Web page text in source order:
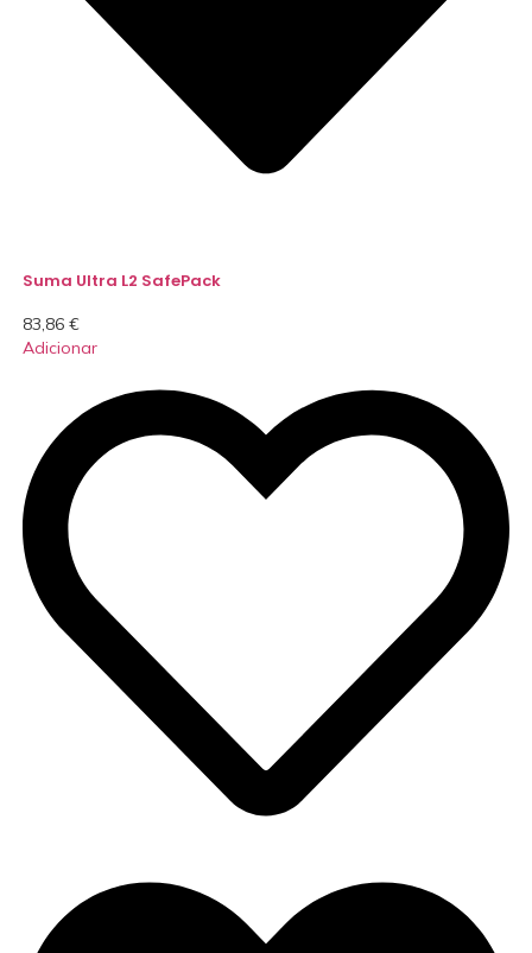
Suma Ultra L2 SafePack
83,86 €
Adicionar